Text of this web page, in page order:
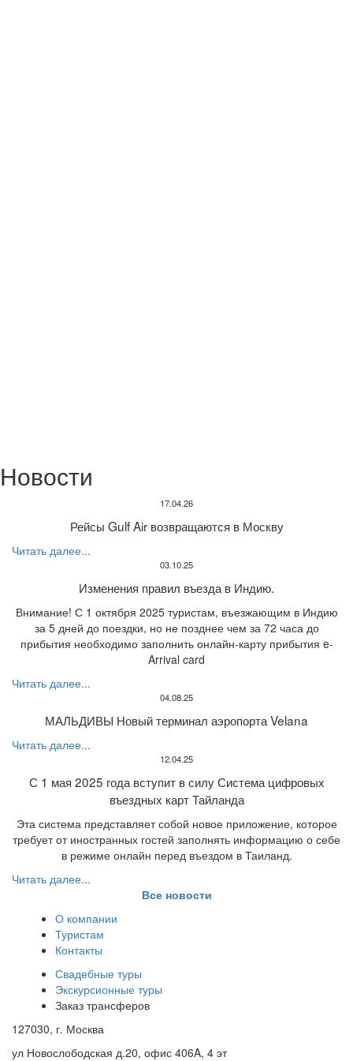
Новости
17.04.26
Рейсы Gulf Air возвращаются в Москву
Читать далее...
03.10.25
Изменения правил въезда в Индию.
Внимание! С 1 октября 2025 туристам, въезжающим в Индию
за 5 дней до поездки, но не позднее чем за 72 часа до
прибытия необходимо заполнить онлайн-карту прибытия e-
Arrival card
Читать далее...
04.08.25
МАЛЬДИВЫ Новый терминал аэропорта Velana
Читать далее...
12.04.25
С 1 мая 2025 года вступит в силу Система цифровых
въездных карт Тайланда
Эта система представляет собой новое приложение, которое
требует от иностранных гостей заполнять информацию о себе
в режиме онлайн перед въездом в Таиланд.
Читать далее...
Все новости
О компании
Туристам
Контакты
Свадебные туры
Экскурсионные туры
Заказ трансферов
127030, г. Москва
ул Новослободская д.20, офис 406A, 4 эт